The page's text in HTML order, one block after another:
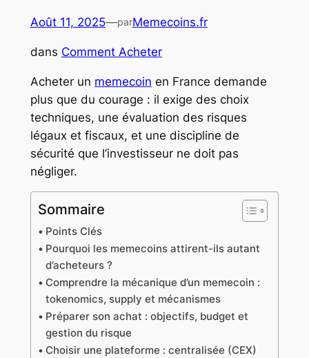
Août 11, 2025—parMemecoins.fr
dans Comment Acheter
Acheter un memecoin en France demande
plus que du courage : il exige des choix
techniques, une évaluation des risques
légaux et fiscaux, et une discipline de
sécurité que l’investisseur ne doit pas
négliger.
Sommaire
Points Clés
Pourquoi les memecoins attirent-ils autant
d’acheteurs ?
Comprendre la mécanique d’un memecoin :
tokenomics, supply et mécanismes
Préparer son achat : objectifs, budget et
gestion du risque
Choisir une plateforme : centralisée (CEX)